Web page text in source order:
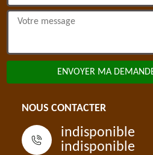
NOUS CONTACTER
indisponible
indisponible